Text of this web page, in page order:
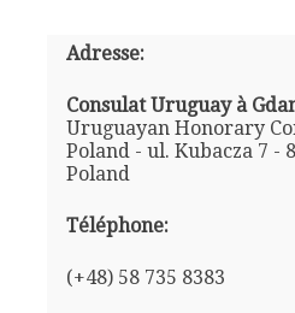
Adresse:
Consulat Uruguay à
Uruguayan Honorary
Poland - ul. Kubacza 7 -
Poland
Téléphone:
(+48) 58 735 8383